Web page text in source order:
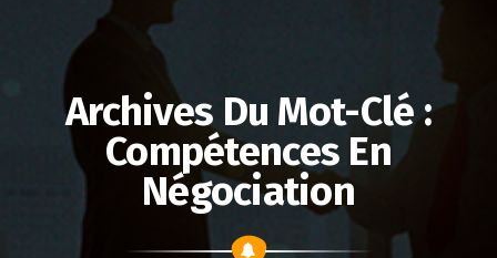
Archives Du Mot-Clé :
Compétences En
Négociation